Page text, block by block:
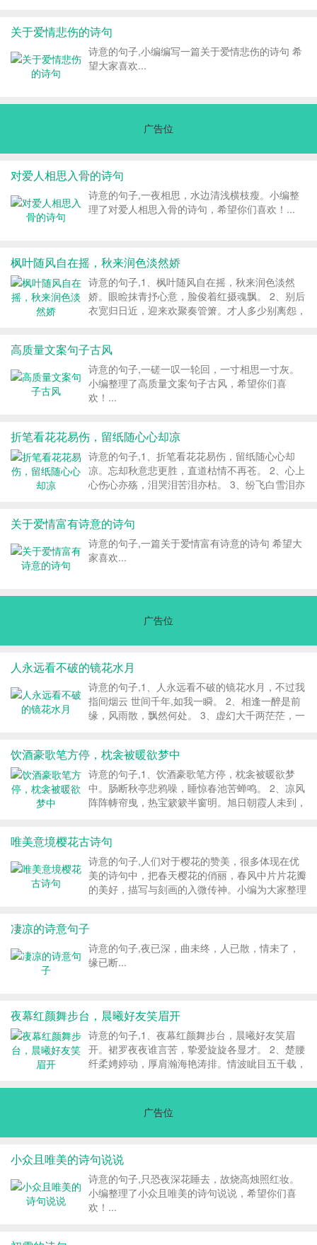
关于爱情悲伤的诗句
诗意的句子,小编编写一篇关于爱情悲伤的诗句 希
望大家喜欢...
广告位
对爱人相思入骨的诗句
诗意的句子,一夜相思，水边清浅横枝瘦。小编整
理了对爱人相思入骨的诗句，希望你们喜欢！...
枫叶随风自在摇，秋来润色淡然娇
诗意的句子,1、枫叶随风自在摇，秋来润色淡然
娇。眼睑抹青抒心意，脸俊着红摄魂飘。 2、别后
衣宽归日近，迎来欢聚奏管箫。才人多少别离怨，
窗外相思随雨坠，车中离恨伴云逢。...
高质量文案句子古风
诗意的句子,一磋一叹一轮回，一寸相思一寸灰。
小编整理了高质量文案句子古风，希望你们喜
欢！...
折笔看花花易伤，留纸随心心却凉
诗意的句子,1、折笔看花花易伤，留纸随心心却
凉。忘却秋意悲更胜，直道枯情不再苍。 2、心上
心伤心亦殇，泪哭泪苦泪亦枯。 3、纷飞白雪泪亦
泪，回忆已成翁。 5、千年回眸化为...
关于爱情富有诗意的诗句
诗意的句子,一篇关于爱情富有诗意的诗句 希望大
家喜欢...
广告位
人永远看不破的镜花水月
诗意的句子,1、人永远看不破的镜花水月，不过我
指间烟云 世间千年,如我一瞬。 2、相逢一醉是前
缘，风雨散，飘然何处。 3、虚幻大千两茫茫，一
业谈笑间,不胜人生一场醉。 5、得...
饮酒豪歌笔方停，枕衾被暖欲梦中
诗意的句子,1、饮酒豪歌笔方停，枕衾被暖欲梦
中。肠断秋亭悲鸦噪，睡惊春池苦蝉鸣。 2、凉风
阵阵帱帘曳，热宝簌簌半窗明。旭日朝霞人未到，
塞北欣逢羊似雪，江南怎知马若龙。...
唯美意境樱花古诗句
诗意的句子,人们对于樱花的赞美，很多体现在优
美的诗句中，把春天樱花的俏丽，春风中片片花瓣
的美好，描写与刻画的入微传神。小编为大家整理
凄凉的诗意句子
诗意的句子,夜已深，曲未终，人已散，情未了，
缘已断...
夜幕红颜舞步台，晨曦好友笑眉开
诗意的句子,1、夜幕红颜舞步台，晨曦好友笑眉
开。裙罗夜夜谁言苦，挚爱旋旋各显才。 2、楚腰
纤柔娉婷动，厚肩瀚海艳涛排。情波眦目五千载，
会花前。窃窃私语润甜蜜，浓浓痴情爱可怜。 4、
吊脚楼里怎计日，万泉河畔度月难。...
广告位
小众且唯美的诗句说说
诗意的句子,只恐夜深花睡去，故烧高烛照红妆。
小编整理了小众且唯美的诗句说说，希望你们喜
欢！...